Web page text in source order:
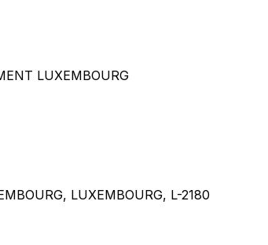
LUXEMBOURG
LUXEMBOURG, L-2180